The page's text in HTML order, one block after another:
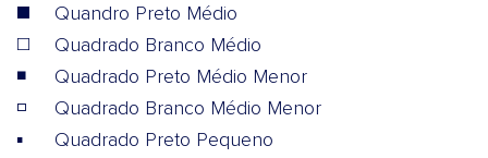
◼️
Quandro Preto Médio
◻️
Quadrado Branco Médio
◾
Quadrado Preto Médio Menor
◽
Quadrado Branco Médio Menor
▪️
Quadrado Preto Pequeno